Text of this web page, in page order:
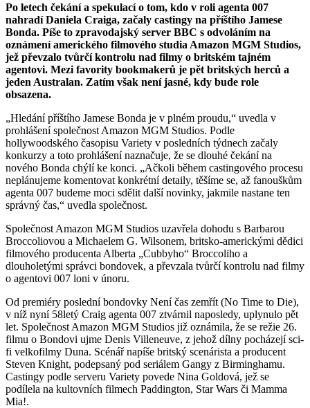
Po letech čekání a spekulací o tom, kdo v roli agenta 007
nahradí Daniela Craiga, začaly castingy na příštího Jamese
Bonda. Píše to zpravodajský server BBC s odvoláním na
oznámení amerického filmového studia Amazon MGM Studios,
jež převzalo tvůrčí kontrolu nad filmy o britském tajném
agentovi. Mezi favority bookmakerů je pět britských herců a
jeden Australan. Zatím však není jasné, kdy bude role
obsazena.
„Hledání příštího Jamese Bonda je v plném proudu,“ uvedla v
prohlášení společnost Amazon MGM Studios. Podle
hollywoodského časopisu Variety v posledních týdnech začaly
konkurzy a toto prohlášení naznačuje, že se dlouhé čekání na
nového Bonda chýlí ke konci. „Ačkoli během castingového procesu
neplánujeme komentovat konkrétní detaily, těšíme se, až fanouškům
agenta 007 budeme moci sdělit další novinky, jakmile nastane ten
správný čas,“ uvedla společnost.
Společnost Amazon MGM Studios uzavřela dohodu s Barbarou
Broccoliovou a Michaelem G. Wilsonem, britsko-americkými dědici
filmového producenta Alberta „Cubbyho“ Broccoliho a
dlouholetými správci bondovek, a převzala tvůrčí kontrolu nad filmy
o agentovi 007 loni v únoru.
Od premiéry poslední bondovky Není čas zemřít (No Time to Die),
v níž nyní 58letý Craig agenta 007 ztvárnil naposledy, uplynulo pět
let. Společnost Amazon MGM Studios již oznámila, že se režie 26.
filmu o Bondovi ujme Denis Villeneuve, z jehož dílny pocházejí sci-
fi velkofilmy Duna. Scénář napíše britský scenárista a producent
Steven Knight, podepsaný pod seriálem Gangy z Birminghamu.
Castingy podle serveru Variety povede Nina Goldová, jež se
podílela na kultovních filmech Paddington, Star Wars či Mamma
Mia!.